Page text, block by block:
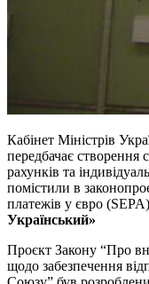
Кабінет Міністрів
передбачає створення
рахунків та
помістили в
платежів у євро
Український»
Проєкт Закону “Про
щодо забезпечення